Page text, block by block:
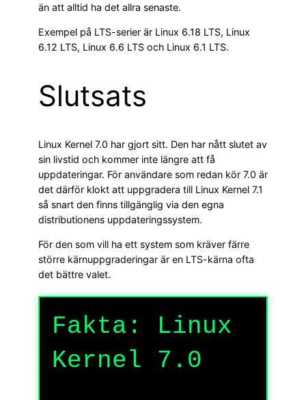
än att alltid ha det allra senaste.
Exempel på LTS-serier är Linux 6.18 LTS, Linux
6.12 LTS, Linux 6.6 LTS och Linux 6.1 LTS.
Slutsats
Linux Kernel 7.0 har gjort sitt. Den har nått slutet av
sin livstid och kommer inte längre att få
uppdateringar. För användare som redan kör 7.0 är
det därför klokt att uppgradera till Linux Kernel 7.1
så snart den finns tillgänglig via den egna
distributionens uppdateringssystem.
För den som vill ha ett system som kräver färre
större kärnuppgraderingar är en LTS-kärna ofta
det bättre valet.
Fakta: Linux
Kernel 7.0